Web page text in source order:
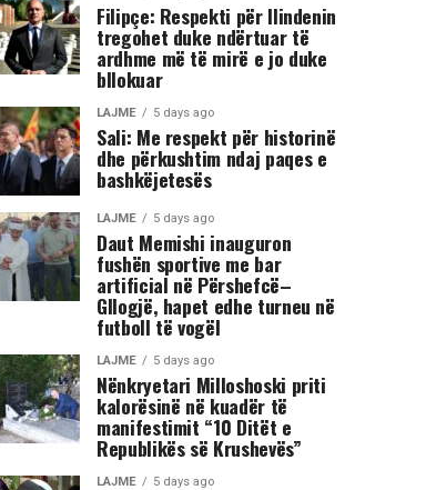
Filipçe: Respekti për Ilindenin
tregohet duke ndërtuar të
ardhme më të mirë e jo duke
bllokuar
LAJME 5 days ago
Sali: Me respekt për historinë
dhe përkushtim ndaj paqes e
bashkëjetesës
LAJME 5 days ago
Daut Memishi inauguron
fushën sportive me bar
artificial në Përshefcë–
Gllogjë, hapet edhe turneu në
futboll të vogël
LAJME 5 days ago
Nënkryetari Milloshoski priti
kalorësinë në kuadër të
manifestimit “10 Ditët e
Republikës së Krushevës”
LAJME 5 days ago